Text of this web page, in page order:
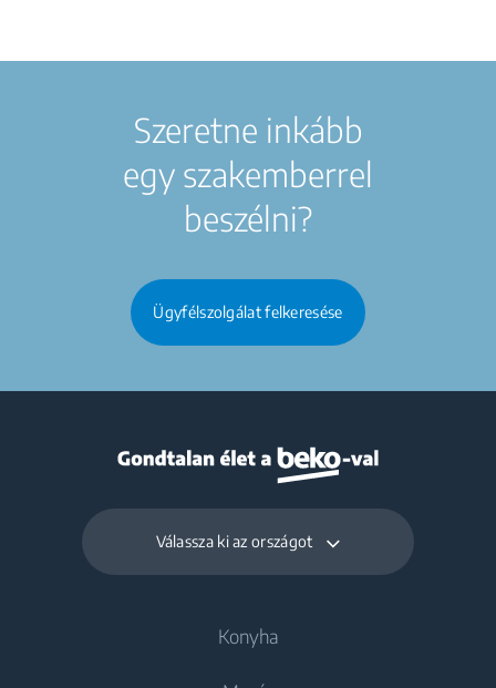
Szeretne inkább
egy szakemberrel
beszélni?
Ügyfélszolgálat felkeresése
Válassza ki az országot
Konyha